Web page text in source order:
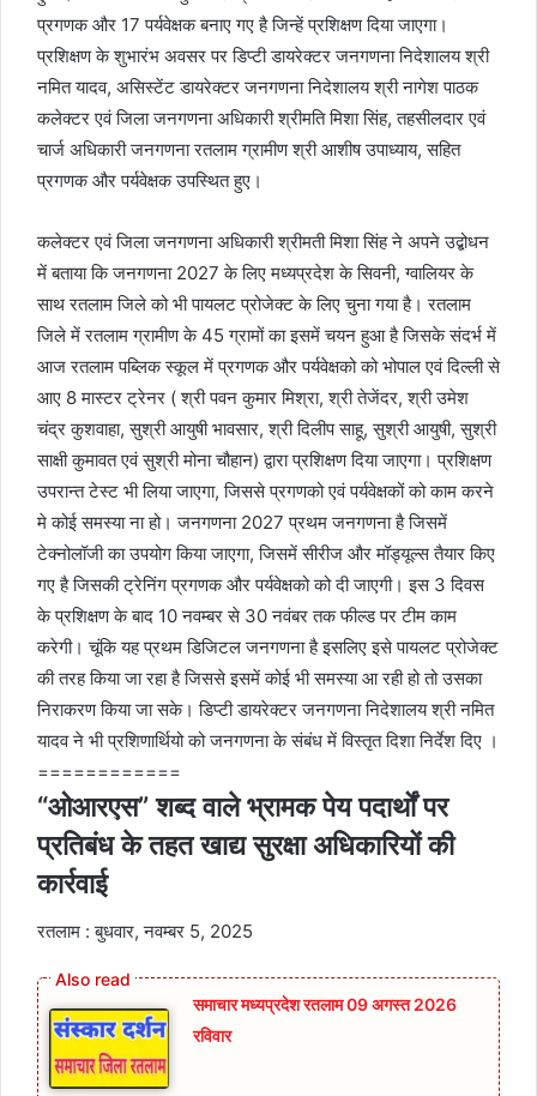
प्रगणक और 17 पर्यवेक्षक बनाए गए है जिन्हें प्रशिक्षण दिया जाएगा।
प्रशिक्षण के शुभारंभ अवसर पर डिप्टी डायरेक्टर जनगणना निदेशालय श्री
नमित यादव, असिस्टेंट डायरेक्टर जनगणना निदेशालय श्री नागेश पाठक
कलेक्टर एवं जिला जनगणना अधिकारी श्रीमति मिशा सिंह, तहसीलदार एवं
चार्ज अधिकारी जनगणना रतलाम ग्रामीण श्री आशीष उपाध्याय, सहित
प्रगणक और पर्यवेक्षक उपस्थित हुए।
कलेक्टर एवं जिला जनगणना अधिकारी श्रीमती मिशा सिंह ने अपने उद्बोधन
में बताया कि जनगणना 2027 के लिए मध्यप्रदेश के सिवनी, ग्वालियर के
साथ रतलाम जिले को भी पायलट प्रोजेक्ट के लिए चुना गया है। रतलाम
जिले में रतलाम ग्रामीण के 45 ग्रामों का इसमें चयन हुआ है जिसके संदर्भ में
आज रतलाम पब्लिक स्कूल में प्रगणक और पर्यवेक्षको को भोपाल एवं दिल्ली से
आए 8 मास्टर ट्रेनर ( श्री पवन कुमार मिश्रा, श्री तेजेंदर, श्री उमेश
चंद्र कुशवाहा, सुश्री आयुषी भावसार, श्री दिलीप साहू, सुश्री आयुषी, सुश्री
साक्षी कुमावत एवं सुश्री मोना चौहान) द्वारा प्रशिक्षण दिया जाएगा। प्रशिक्षण
उपरान्त टेस्ट भी लिया जाएगा, जिससे प्रगणको एवं पर्यवेक्षकों को काम करने
मे कोई समस्या ना हो। जनगणना 2027 प्रथम जनगणना है जिसमें
टेक्नोलॉजी का उपयोग किया जाएगा, जिसमें सीरीज और मॉड्यूल्स तैयार किए
गए है जिसकी ट्रेनिंग प्रगणक और पर्यवेक्षको को दी जाएगी। इस 3 दिवस
के प्रशिक्षण के बाद 10 नवम्बर से 30 नवंबर तक फील्ड पर टीम काम
करेगी। चूंकि यह प्रथम डिजिटल जनगणना है इसलिए इसे पायलट प्रोजेक्ट
की तरह किया जा रहा है जिससे इसमें कोई भी समस्या आ रही हो तो उसका
निराकरण किया जा सके। डिप्टी डायरेक्टर जनगणना निदेशालय श्री नमित
यादव ने भी प्रशिणार्थियो को जनगणना के संबंध में विस्तृत दिशा निर्देश दिए ।
============
“ओआरएस” शब्द वाले भ्रामक पेय पदार्थों पर
प्रतिबंध के तहत खाद्य सुरक्षा अधिकारियों की
कार्रवाई
रतलाम : बुधवार, नवम्बर 5, 2025
समाचार मध्यप्रदेश रतलाम 09 अगस्त 2026
रविवार